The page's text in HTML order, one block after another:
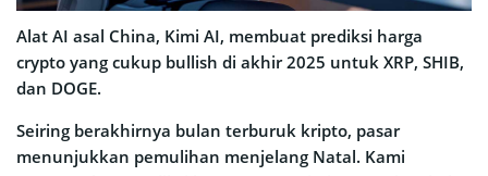
Alat AI asal China, Kimi AI, membuat prediksi harga
crypto yang cukup bullish di akhir 2025 untuk XRP, SHIB,
dan DOGE.
Seiring berakhirnya bulan terburuk kripto, pasar
menunjukkan pemulihan menjelang Natal. Kami